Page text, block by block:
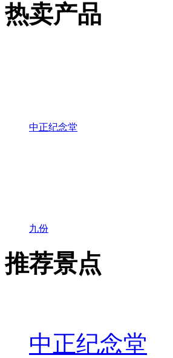
热卖产品
中正纪念堂
九份
推荐景点
中正纪念堂